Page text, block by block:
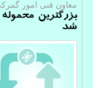
معاون فنی امور
بزرگترین
شد